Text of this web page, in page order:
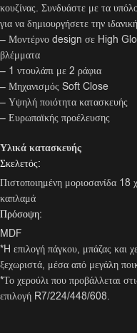
κουζίνας. Συνδυάστε με τα
για να δημιουργήσετε την
– Μοντέρνο design σε High
βλέμματα
– 1 ντουλάπι με 2 ράφια
– Μηχανισμός Soft Close
– Υψηλή ποιότητα κατασκευής
– Ευρωπαϊκής προέλευσης
Υλικά κατασκευής
Σκελετός:
Πιστοποιημένη μοριοσανίδα 18
καπλαμά
Πρόσοψη:
MDF
*H επιλογή πάγκου, μπάζας και
ξεχωριστά, μέσα από μεγάλη
*Το χερούλι που προβάλλεται
επιλογή R7/224/448/608.